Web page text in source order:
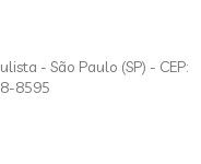
- São Paulo (SP) - CEP:
8595